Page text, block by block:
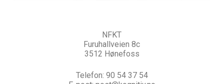
NFKT
Furuhallveien 8c
3512 Hønefoss
Telefon: 90 54 37 54